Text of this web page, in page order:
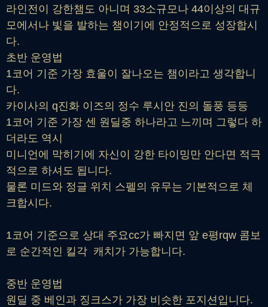
라인전이 강한챔도 아니며 33소규모나 44이상의 대규
모에서나 빛을 발하는 챔이기에 안정적으로 성장합시
다.
초반 운영법
1코어 기준 가장 효울이 잘나오는 챔이라고 생각합니
다.
카이사의 q진화 이즈의 정수 루시안 진의 돌풍 등등
1코어 기준 가장 센 원딜중 하나라고 느끼며 그렇다 하
더라도 역시
미니언에 막히기에 자신이 강한 타이밍만 안다면 적극
적으로 하셔도 됩니다.
물론 미드와 정글 위치 스펠의 유무는 기본적으로 체
크합시다.
1코어 기준으로 상대 주요cc가 빠지면 앞 e평rqw 콤보
로 순간적인 킬각 캐치가 가능합니다.
중반 운영법
원딜 중 베인과 징크스가 가장 비슷한 포지션입니다.